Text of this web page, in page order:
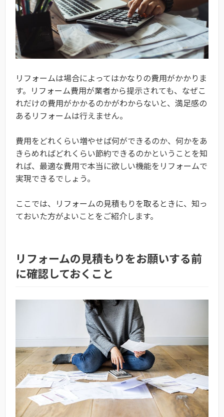
リフォームは場合によってはかなりの費用がかかりま
す。リフォーム費用が業者から提示されても、なぜこ
れだけの費用がかかるのかがわからないと、満足感の
あるリフォームは行えません。
費用をどれくらい増やせば何ができるのか、何かをあ
きらめればどれくらい節約できるのかということを知
れば、最適な費用で本当に欲しい機能をリフォームで
実現できるでしょう。
ここでは、リフォームの見積もりを取るときに、知っ
ておいた方がよいことをご紹介します。
リフォームの見積もりをお願いする前
に確認しておくこと